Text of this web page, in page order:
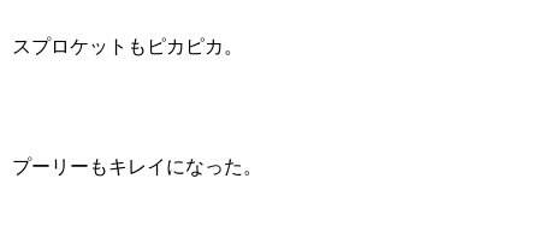
スプロケットもピカピカ。
プーリーもキレイになった。